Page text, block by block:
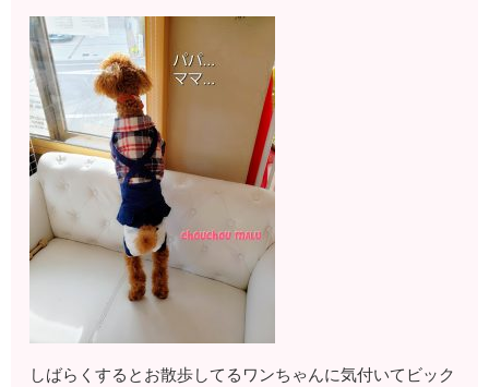
しばらくするとお散歩してるワンちゃんに気付いてビック